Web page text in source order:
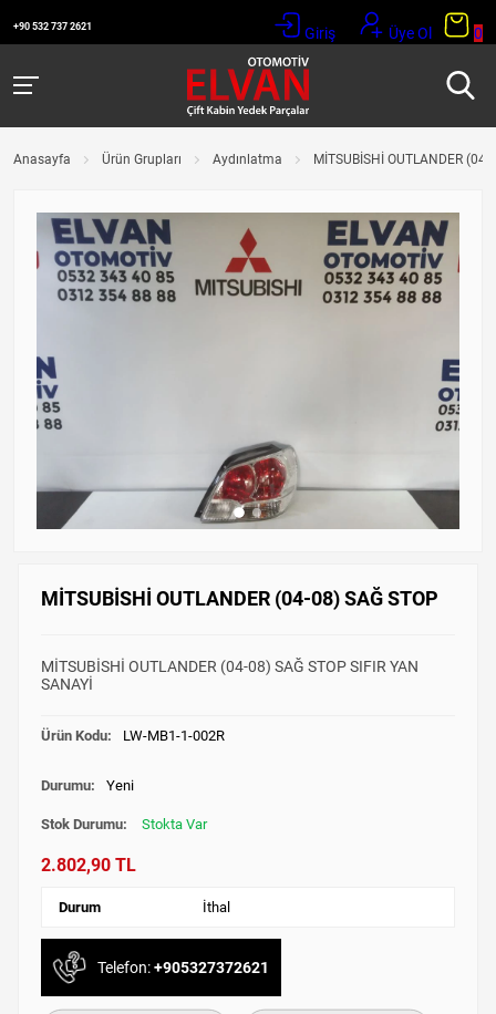
+90 532 737 2621 Giriş Üye Ol 0
Anasayfa Ürün Grupları Aydınlatma MİTSUBİSHİ OUTLANDER (04-
MİTSUBİSHİ OUTLANDER (04-08) SAĞ STOP
MİTSUBİSHİ OUTLANDER (04-08) SAĞ STOP SIFIR YAN
SANAYİ
Ürün Kodu: LW-MB1-1-002R
Durumu: Yeni
Stok Durumu: Stokta Var
2.802,90 TL
Durum İthal
Telefon:+905327372621